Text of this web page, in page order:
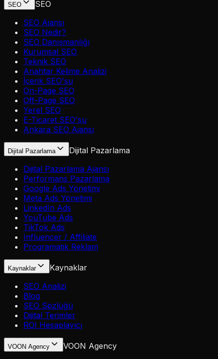
SEO
SEO
SEO Ajansı
SEO Nedir?
SEO Danışmanlığı
Kurumsal SEO
Teknik SEO
Anahtar Kelime Analizi
İçerik SEO'su
On-Page SEO
Off-Page SEO
Yerel SEO
E-Ticaret SEO'su
Ankara SEO Ajansı
Dijital Pazarlama
Dijital Pazarlama
Dijital Pazarlama Ajansı
Performans Pazarlama
Google Ads Yönetimi
Meta Ads Yönetimi
LinkedIn Ads
YouTube Ads
TikTok Ads
Influencer / Affiliate
Programatik Reklam
Kaynaklar
Kaynaklar
SEO Analizi
Blog
SEO Sözlüğü
Dijital Terimler
ROI Hesaplayıcı
VOON Agency VOON Agency